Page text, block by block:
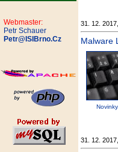
Webmaster:
Petr Schauer
Petr@ISIBrno.Cz
31. 12.
Malware
31. 12.